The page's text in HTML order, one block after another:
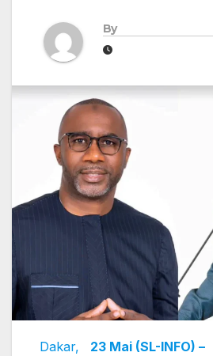
By
Dakar, 23 Mai (SL-INFO) –